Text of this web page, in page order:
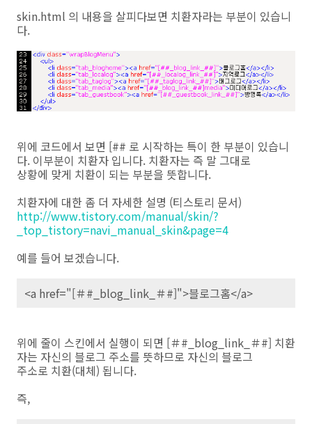
skin.html 의 내용을 살피다보면 치환자라는 부분이 있습니
다.
위에 코드에서 보면 [## 로 시작하는 특이 한 부분이 있습니
다. 이부분이 치환자 입니다. 치환자는 즉 말 그대로
상황에 맞게 치환이 되는 부분을 뜻합니다.
치환자에 대한 좀 더 자세한 설명 (티스토리 문서)
http://www.tistory.com/manual/skin/?
_top_tistory=navi_manual_skin&page=4
예를 들어 보겠습니다.
<a href="[＃#_blog_link_＃#]">블로그홈</a>
위에 줄이 스킨에서 실행이 되면 [＃#_blog_link_＃#] 치환
자는 자신의 블로그 주소를 뜻하므로 자신의 블로그
주소로 치환(대체) 됩니다.
즉,